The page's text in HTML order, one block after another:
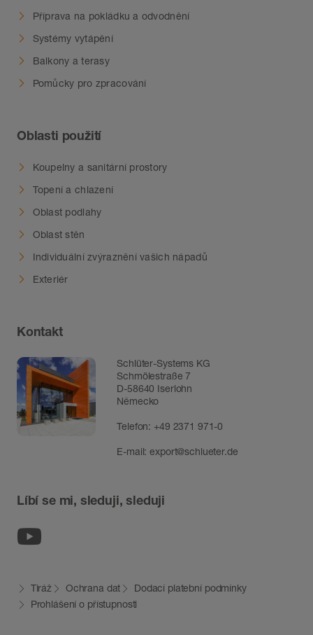
Příprava na pokládku a odvodnění
Systémy vytápění
Balkony a terasy
Pomůcky pro zpracování
Oblasti použití
Koupelny a sanitární prostory
Topení a chlazení
Oblast podlahy
Oblast stěn
Individuální zvýraznění vašich nápadů
Exteriér
Kontakt
Schlüter-Systems KG
Schmölestraße 7
D-58640 Iserlohn
Německo
Telefon:+49 2371 971-0
E-mail:export@schlueter.de
Líbí se mi, sleduji, sleduji
Tiráž Ochrana dat
Dodací platební podmínky
Prohlášení o přístupnosti